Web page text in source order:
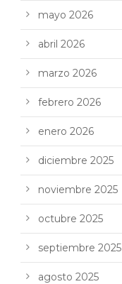
mayo 2026
abril 2026
marzo 2026
febrero 2026
enero 2026
diciembre 2025
noviembre 2025
octubre 2025
septiembre 2025
agosto 2025